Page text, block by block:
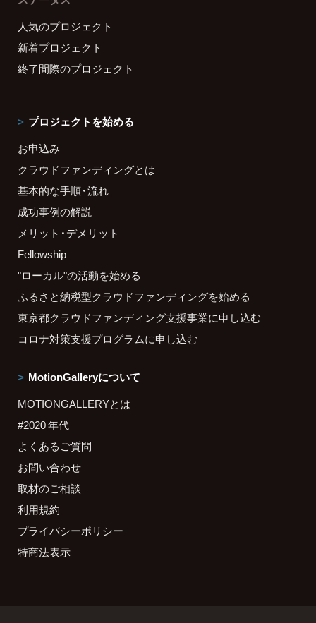
人気のプロジェクト
新着プロジェクト
終了間際のプロジェクト
プロジェクトを始める
お申込み
クラウドファンディングとは
基本的な手順・流れ
成功事例の解説
メリット・デメリット
Fellowship
"ローカル"の活動を始める
ふるさと納税型クラウドファンディングを始める
東京都クラウドファンディング支援事業に申し込む
コロナ対策支援プログラムに申し込む
MotionGalleryについて
MOTIONGALLERYとは
#2020 年代
よくあるご質問
お問い合わせ
取材のご相談
利用規約
プライバシーポリシー
特商法表示